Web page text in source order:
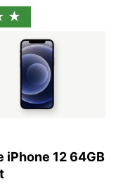
iPhone 12 64GB